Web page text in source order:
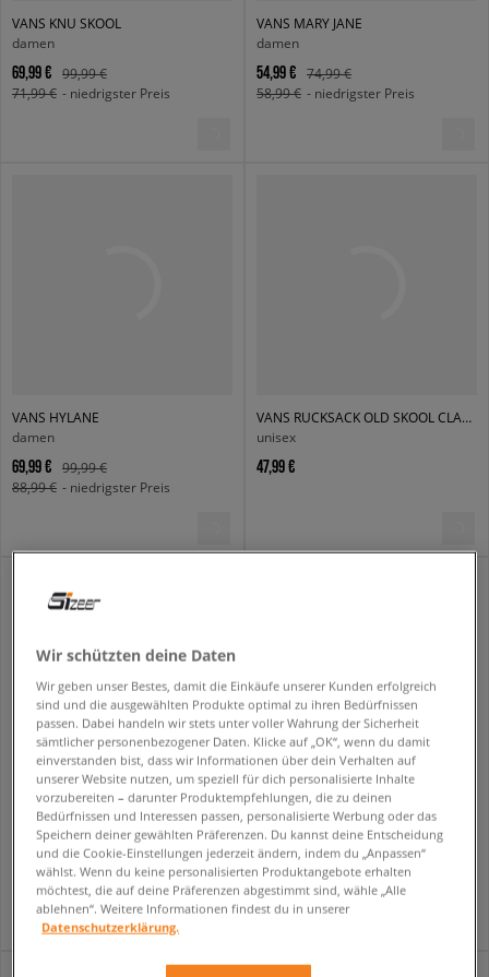
VANS KNU SKOOL
damen
69,99 €
99,99 €
71,99 € - niedrigster Preis
VANS MARY JANE
damen
54,99 €
74,99 €
58,99 € - niedrigster Preis
VANS HYLANE
damen
69,99 €
99,99 €
88,99 € - niedrigster Preis
VANS RUCKSACK OLD SKOOL CLASSIC
unisex
47,99 €
VANS LX AUTHENTIC 44
damen
84,99 €
99,99 €
88,99 € - niedrigster Preis
VANS LX AUTHENTIC 44
damen
84,99 €
99,99 €
88,99 € - niedrigster Preis
Wir schützten deine Daten
Wir geben unser Bestes, damit die Einkäufe unserer Kunden erfolgreich
sind und die ausgewählten Produkte optimal zu ihren Bedürfnissen
passen. Dabei handeln wir stets unter voller Wahrung der Sicherheit
sämtlicher personenbezogener Daten. Klicke auf „OK“, wenn du damit
einverstanden bist, dass wir Informationen über dein Verhalten auf
unserer Website nutzen, um speziell für dich personalisierte Inhalte
vorzubereiten – darunter Produktempfehlungen, die zu deinen
Bedürfnissen und Interessen passen, personalisierte Werbung oder das
Speichern deiner gewählten Präferenzen. Du kannst deine Entscheidung
und die Cookie-Einstellungen jederzeit ändern, indem du „Anpassen“
wählst. Wenn du keine personalisierten Produktangebote erhalten
möchtest, die auf deine Präferenzen abgestimmt sind, wähle „Alle
ablehnen“. Weitere Informationen findest du in unserer
Datenschutzerklärung.